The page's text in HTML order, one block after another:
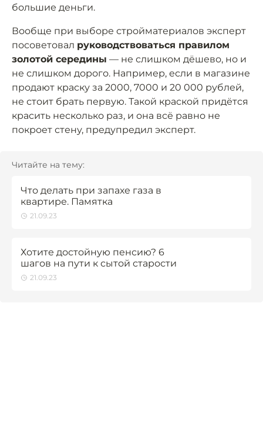
большие деньги.
Вообще при выборе стройматериалов эксперт
посоветовал руководствоваться правилом
золотой середины — не слишком дёшево, но и
не слишком дорого. Например, если в магазине
продают краску за 2000, 7000 и 20 000 рублей,
не стоит брать первую. Такой краской придётся
красить несколько раз, и она всё равно не
покроет стену, предупредил эксперт.
Читайте на тему:
Что делать при запахе газа в
квартире. Памятка
21.09.23
Хотите достойную пенсию? 6
шагов на пути к сытой старости
21.09.23